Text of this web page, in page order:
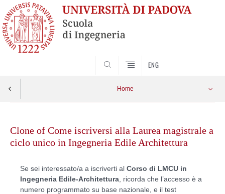
ENG
Home
contentClone of Come iscriversi alla Laurea magistrale a
ciclo unico in Ingegneria Edile Architettura
Se sei interessato/a a iscriverti al Corso di LMCU in
Ingegneria Edile-Architettura , ricorda che l’accesso è a
numero programmato su base nazionale, e il test